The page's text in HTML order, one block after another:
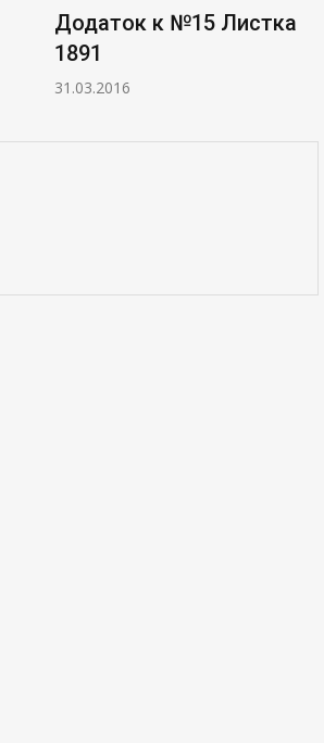
Додаток к №15 Листка
1891
31.03.2016